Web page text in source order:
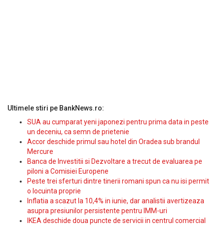
Ultimele stiri pe BankNews.ro:
SUA au cumparat yeni japonezi pentru prima data in peste
un deceniu, ca semn de prietenie
Accor deschide primul sau hotel din Oradea sub brandul
Mercure
Banca de Investitii si Dezvoltare a trecut de evaluarea pe
piloni a Comisiei Europene
Peste trei sferturi dintre tinerii romani spun ca nu isi permit
o locuinta proprie
Inflatia a scazut la 10,4% in iunie, dar analistii avertizeaza
asupra presiunilor persistente pentru IMM-uri
IKEA deschide doua puncte de servicii in centrul comercial